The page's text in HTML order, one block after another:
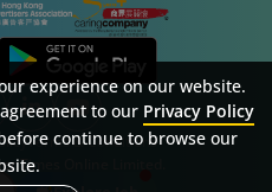
Times Online Limited.
reserved.
Terms & Conditions
experience on our website.
to our Privacy Policy
continue to browse our